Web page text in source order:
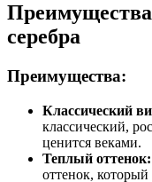
Преимущества
серебра
Преимущества:
Классический
классический,
ценится веками.
Теплый оттенок:
оттенок,